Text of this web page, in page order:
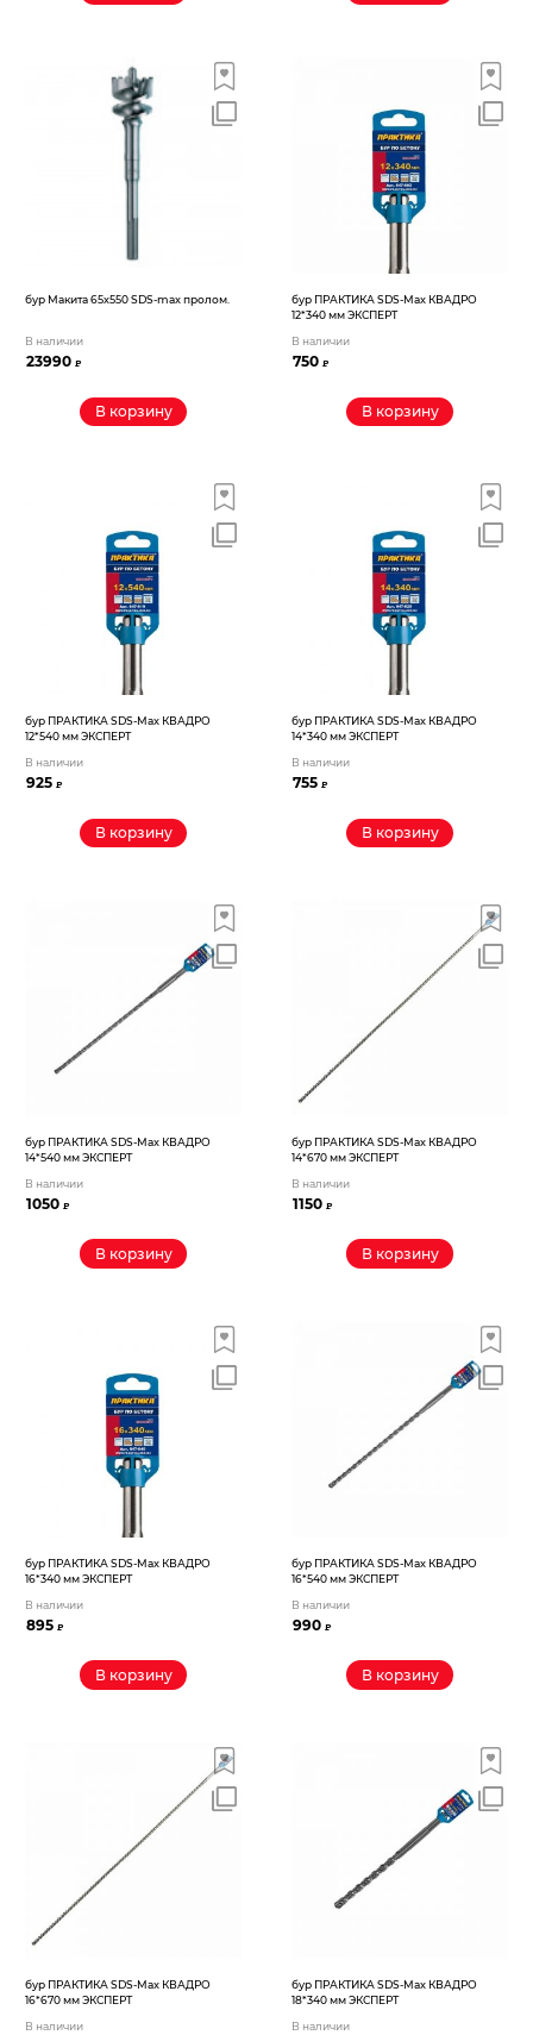
бур Макита 65х550 SDS-max пролом.
В наличии
23990₽
В корзину
бур ПРАКТИКА SDS-Max КВАДРО
12*340 мм ЭКСПЕРТ
В наличии
750₽
В корзину
бур ПРАКТИКА SDS-Max КВАДРО
12*540 мм ЭКСПЕРТ
В наличии
925₽
В корзину
бур ПРАКТИКА SDS-Max КВАДРО
14*340 мм ЭКСПЕРТ
В наличии
755₽
В корзину
бур ПРАКТИКА SDS-Max КВАДРО
14*540 мм ЭКСПЕРТ
В наличии
1050₽
В корзину
бур ПРАКТИКА SDS-Max КВАДРО
14*670 мм ЭКСПЕРТ
В наличии
1150₽
В корзину
бур ПРАКТИКА SDS-Max КВАДРО
16*340 мм ЭКСПЕРТ
В наличии
895₽
В корзину
бур ПРАКТИКА SDS-Max КВАДРО
16*540 мм ЭКСПЕРТ
В наличии
990₽
В корзину
бур ПРАКТИКА SDS-Max КВАДРО
16*670 мм ЭКСПЕРТ
В наличии
бур ПРАКТИКА SDS-Max КВАДРО
18*340 мм ЭКСПЕРТ
В наличии